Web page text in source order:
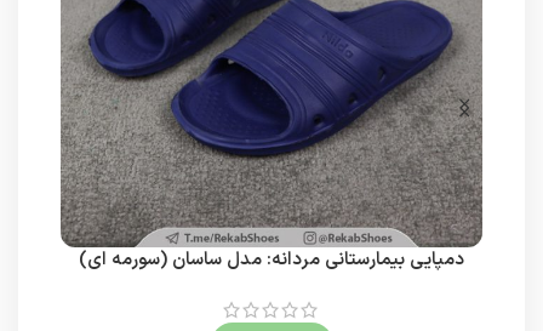
دمپایی بیمارستانی مردانه: مدل ساسان (سورمه ای)